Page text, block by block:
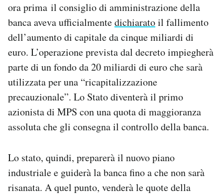
CALENDARIO
AREA PERSONALE
Area Personale
Newsletter
Notifiche mobile
Regala il Post
ora prima il consiglio di amministrazione della
banca aveva ufficialmentedichiaratoil fallimento
dell’aumento di capitale da cinque miliardi di
euro. L’operazione prevista dal decreto impiegherà
parte di un fondo da 20 miliardi di euro che sarà
utilizzata per una “ricapitalizzazione
precauzionale”. Lo Stato diventerà il primo
azionista di MPS con una quota di maggioranza
assoluta che gli consegna il controllo della banca.
Lo stato, quindi, preparerà il nuovo piano
industriale e guiderà la banca fino a che non sarà
risanata. A quel punto, venderà le quote della